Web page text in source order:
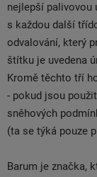
nejlepší palivovou
s každou další
odvalování, který
štítku je uvedena
Kromě těchto tří
- pokud jsou
sněhových
(ta se týká pouze
Barum je značka,